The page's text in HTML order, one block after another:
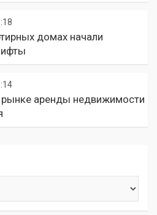
домах начали
рынке аренды недвижимости